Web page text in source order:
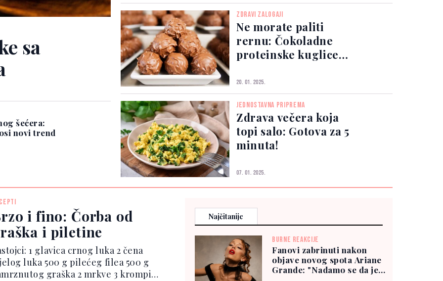
sa
šećera:
novi trend
ZDRAVI ZALOGAJI
Ne morate paliti
rernu: Čokoladne
proteinske kuglice
20. 01. 2025.
JEDNOSTAVNA PRIPREMA
Zdrava večera koja
topi salo: Gotova za 5
minuta!
07. 01. 2025.
i fino: Čorba od
i piletine
1 glavica crnog luka 2 čena
luka 500 g pilećeg filea 500 g
graška 2 mrkve 3 krompira
Najčitanije
BURNE REAKCIJE
Fanovi zabrinuti nakon
objave novog spota Ariane
Grande: "Nadamo se da je